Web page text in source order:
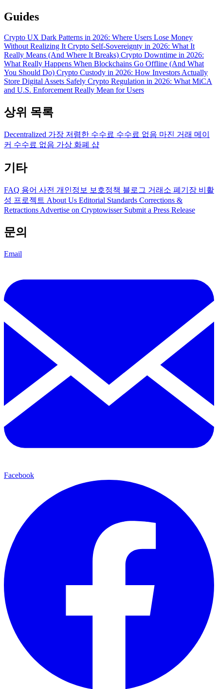
Guides
Crypto UX Dark Patterns in 2026: Where Users Lose Money
Without Realizing It Crypto Self-Sovereignty in 2026: What It
Really Means (And Where It Breaks) Crypto Downtime in 2026:
What Really Happens When Blockchains Go Offline (And What
You Should Do) Crypto Custody in 2026: How Investors Actually
Store Digital Assets Safely Crypto Regulation in 2026: What MiCA
and U.S. Enforcement Really Mean for Users
상위 목록
Decentralized 가장 저렴한 수수료 수수료 없음 마진 거래 메이
커 수수료 없음 가상 화폐 샵
기타
FAQ 용어 사전 개인정보 보호정책 블로그 거래소 폐기장 비활
성 프로젝트 About Us Editorial Standards Corrections &
Retractions Advertise on Cryptowisser Submit a Press Release
문의
Email
Facebook